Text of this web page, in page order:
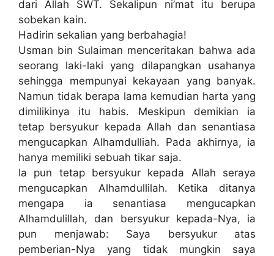
dari Allah SWT. Sekalipun ni’mat itu berupa
sobekan kain.
Hadirin sekalian yang berbahagia!
Usman bin Sulaiman menceritakan bahwa ada
seorang laki-laki yang dilapangkan usahanya
sehingga mempunyai kekayaan yang banyak.
Namun tidak berapa lama kemudian harta yang
dimilikinya itu habis. Meskipun demikian ia
tetap bersyukur kepada Allah dan senantiasa
mengucapkan Alhamdulliah. Pada akhirnya, ia
hanya memiliki sebuah tikar saja.
Ia pun tetap bersyukur kepada Allah seraya
mengucapkan Alhamdullilah. Ketika ditanya
mengapa ia senantiasa mengucapkan
Alhamdulillah, dan bersyukur kepada-Nya, ia
pun menjawab: Saya bersyukur atas
pemberian-Nya yang tidak mungkin saya